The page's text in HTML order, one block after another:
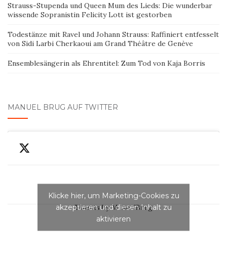
Strauss-Stupenda und Queen Mum des Lieds: Die wunderbar
wissende Sopranistin Felicity Lott ist gestorben
Todestänze mit Ravel und Johann Strauss: Raffiniert entfesselt
von Sidi Larbi Cherkaoui am Grand Théâtre de Genève
Ensemblesängerin als Ehrentitel: Zum Tod von Kaja Borris
MANUEL BRUG AUF TWITTER
Tweets by ManuelBrug
Klicke hier, um Marketing-Cookies zu
akzeptieren und diesen Inhalt zu
aktivieren